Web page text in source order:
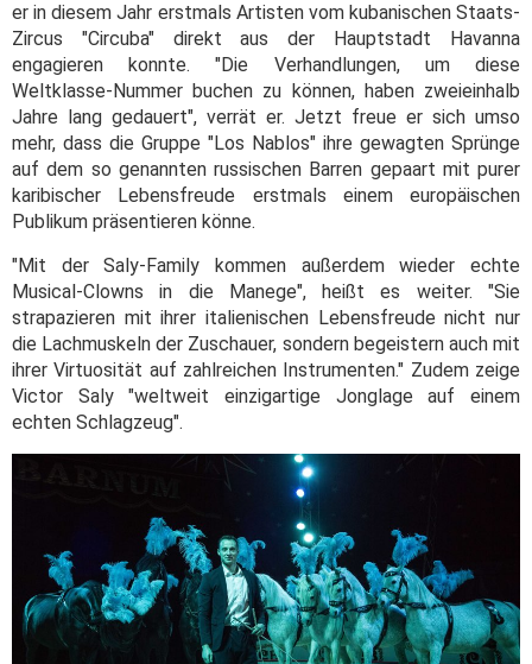
er in diesem Jahr erstmals Artisten vom kubanischen Staats-
Zircus "Circuba" direkt aus der Hauptstadt Havanna
engagieren konnte. "Die Verhandlungen, um diese
Weltklasse-Nummer buchen zu können, haben zweieinhalb
Jahre lang gedauert", verrät er. Jetzt freue er sich umso
mehr, dass die Gruppe "Los Nablos" ihre gewagten Sprünge
auf dem so genannten russischen Barren gepaart mit purer
karibischer Lebensfreude erstmals einem europäischen
Publikum präsentieren könne.
"Mit der Saly-Family kommen außerdem wieder echte
Musical-Clowns in die Manege", heißt es weiter. "Sie
strapazieren mit ihrer italienischen Lebensfreude nicht nur
die Lachmuskeln der Zuschauer, sondern begeistern auch mit
ihrer Virtuosität auf zahlreichen Instrumenten." Zudem zeige
Victor Saly "weltweit einzigartige Jonglage auf einem
echten Schlagzeug".